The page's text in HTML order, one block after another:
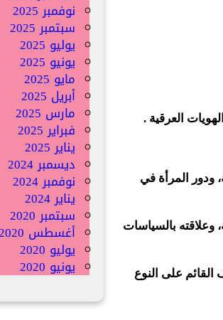
العرقية .
ودور المرأة في
بالسياسات
القائم على النوع
نوفمبر 2025
سبتمبر 2025
يوليو 2025
يونيو 2025
مايو 2025
أبريل 2025
مارس 2025
فبراير 2025
يناير 2025
ديسمبر 2024
نوفمبر 2024
يناير 2024
سبتمبر 2020
أغسطس 2020
يوليو 2020
يونيو 2020